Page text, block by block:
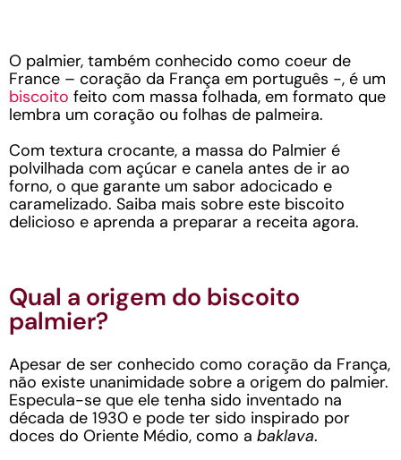
O palmier, também conhecido como coeur de
France – coração da França em português -, é um
biscoito feito com massa folhada, em formato que
lembra um coração ou folhas de palmeira.
Com textura crocante, a massa do Palmier é
polvilhada com açúcar e canela antes de ir ao
forno, o que garante um sabor adocicado e
caramelizado. Saiba mais sobre este biscoito
delicioso e aprenda a preparar a receita agora.
Qual a origem do biscoito
palmier?
Apesar de ser conhecido como coração da França,
não existe unanimidade sobre a origem do palmier.
Especula-se que ele tenha sido inventado na
década de 1930 e pode ter sido inspirado por
doces do Oriente Médio, como a baklava.